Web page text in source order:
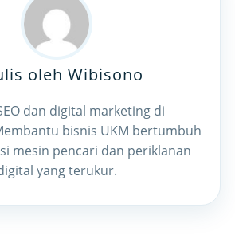
oleh Wibisono
dan digital marketing di
bisnis UKM bertumbuh
mesin pencari dan periklanan
yang terukur.